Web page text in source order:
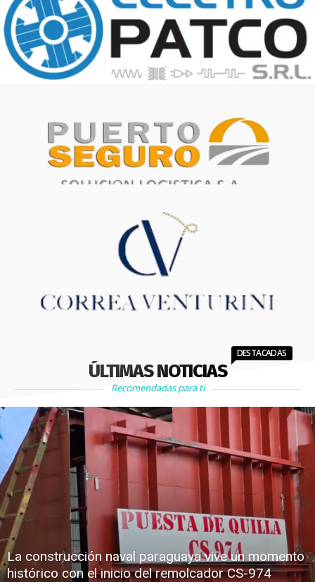
ÚLTIMAS NOTICIAS
DESTACADAS
Recomendadas para ti
La construcción naval paraguaya vive un momento
histórico con el inicio del remolcador CS-974